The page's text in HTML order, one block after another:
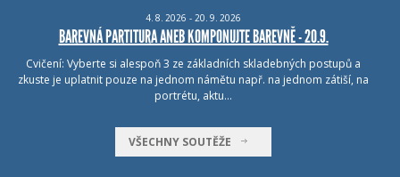
4. 8. 2026 - 20. 9. 2026
BAREVNÁ PARTITURA ANEB KOMPONUJTE BAREVNĚ - 20.9.
Cvičení: Vyberte si alespoň 3 ze základních skladebných postupů a
zkuste je uplatnit pouze na jednom námětu např. na jednom zátiší, na
portrétu, aktu…
VŠECHNY SOUTĚŽE